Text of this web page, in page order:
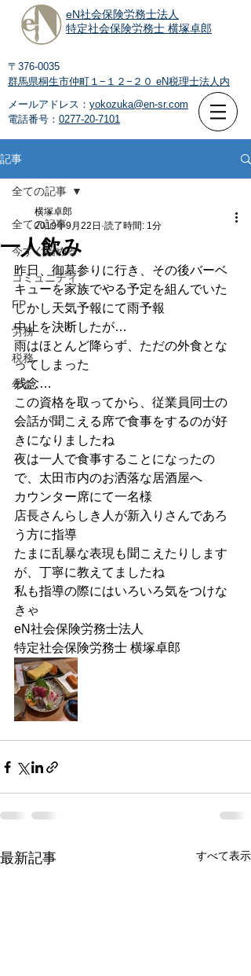
eN社会保険労務士法人
特定社会保険労務士 横塚卓郎
〒376-0035
群馬県桐生市仲町１−１２−２０ eN税理士法人内
メールアドレス： yokozuka@en-sr.com
電話番号： 0277-20-7101
記事
全ての記事
今すぐ始める
コミュニティ
FP
労務
税務
年金
全ての記事
一人飲み
横塚卓郎
2019年9月22日 読了時間: 1分
昨日、御墓参りに行き、その後バーベ
キューを家族でやる予定を組んでいた
しかし天気予報にて雨予報
中止を決断したが…
雨はほとんど降らず、ただの外食とな
ってしまった
残念…
この資格を取ってから、従業員同士の
会話が聞こえる席で食事をするのが好
きになりましたね
夜は一人で食事することになったの
で、太田市内のお洒落な居酒屋へ
カウンター席にて一名様
店長さんらしき人が新入りさんであろ
う方に指導
たまに乱暴な表現も聞こえたりします
が、丁寧に教えてましたね
私も指導の際にはいろいろ気をつけな
きゃ
eN社会保険労務士法人
特定社会保険労務士 横塚卓郎
最新記事 すべて表示